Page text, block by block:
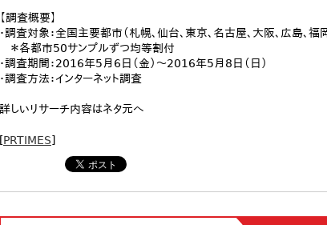
【調査概要】
・調査対象：全国主要都市（札幌、仙台、東京、名古屋、大阪、広島
＊各都市50サンプルずつ均等割付
・調査期間：2016年5月6日（金）～2016年5月8日（日）
・調査方法：インターネット調査
詳しいリサーチ内容はネタ元へ
[PRTIMES]